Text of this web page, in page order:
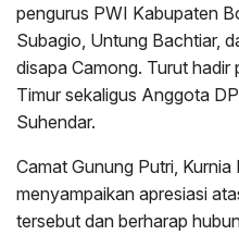
pengurus PWI Kabupaten
Subagio, Untung Bachtiar,
disapa Camong. Turut
Timur sekaligus Anggota
Suhendar.
Camat Gunung Putri,
menyampaikan apresiasi
tersebut dan berharap